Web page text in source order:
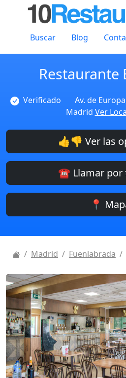
Buscar Blog
Restaurante
Verificado
Av. de
Madrid Ver
👍👎 Ver las
☎️ Llamar por
📍
Madrid Fuenlabrada